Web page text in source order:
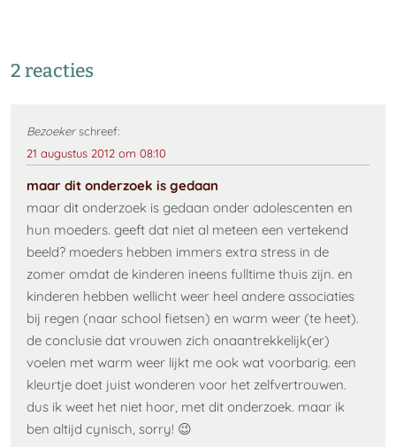
2 reacties
Bezoeker schreef:
21 augustus 2012 om 08:10
maar dit onderzoek is gedaan
maar dit onderzoek is gedaan onder adolescenten en
hun moeders. geeft dat niet al meteen een vertekend
beeld? moeders hebben immers extra stress in de
zomer omdat de kinderen ineens fulltime thuis zijn. en
kinderen hebben wellicht weer heel andere associaties
bij regen (naar school fietsen) en warm weer (te heet).
de conclusie dat vrouwen zich onaantrekkelijk(er)
voelen met warm weer lijkt me ook wat voorbarig. een
kleurtje doet juist wonderen voor het zelfvertrouwen.
dus ik weet het niet hoor, met dit onderzoek. maar ik
ben altijd cynisch, sorry! 😉